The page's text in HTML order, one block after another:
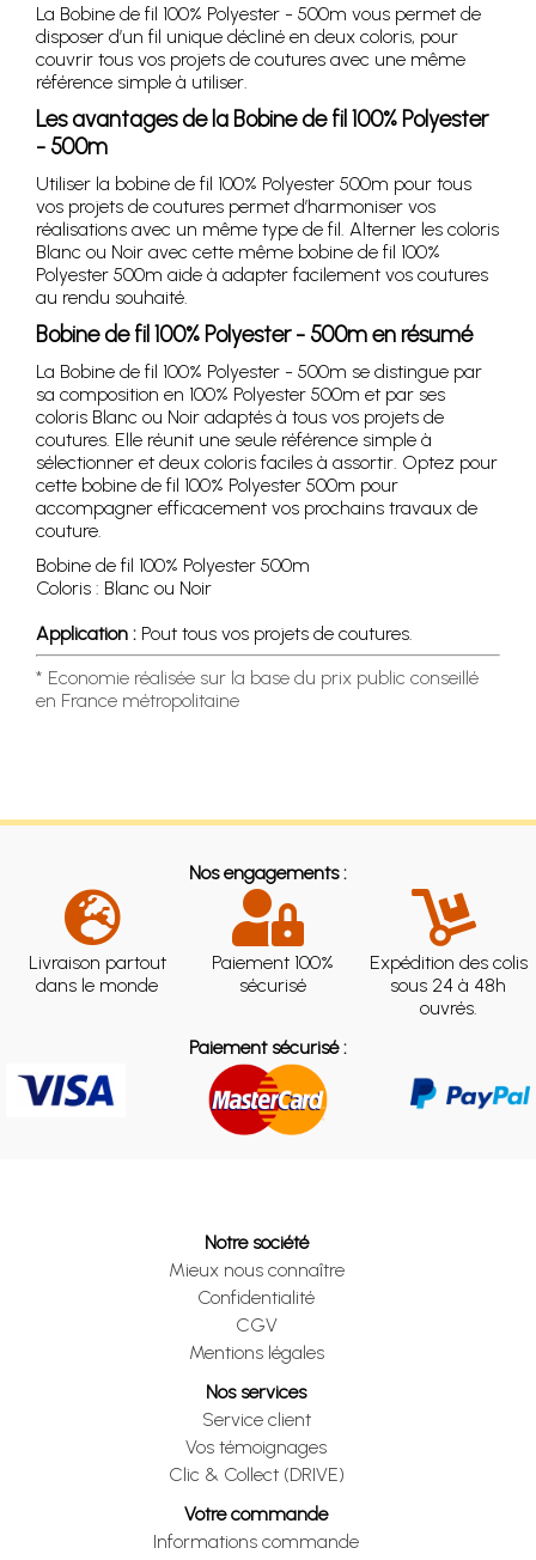
La Bobine de fil 100% Polyester - 500m vous permet de
disposer d’un fil unique décliné en deux coloris, pour
couvrir tous vos projets de coutures avec une même
référence simple à utiliser.
Les avantages de la Bobine de fil 100% Polyester
- 500m
Utiliser la bobine de fil 100% Polyester 500m pour tous
vos projets de coutures permet d’harmoniser vos
réalisations avec un même type de fil. Alterner les coloris
Blanc ou Noir avec cette même bobine de fil 100%
Polyester 500m aide à adapter facilement vos coutures
au rendu souhaité.
Bobine de fil 100% Polyester - 500m en résumé
La Bobine de fil 100% Polyester - 500m se distingue par
sa composition en 100% Polyester 500m et par ses
coloris Blanc ou Noir adaptés à tous vos projets de
coutures. Elle réunit une seule référence simple à
sélectionner et deux coloris faciles à assortir. Optez pour
cette bobine de fil 100% Polyester 500m pour
accompagner efficacement vos prochains travaux de
couture.
Bobine de fil 100% Polyester 500m
Coloris : Blanc ou Noir
Application : Pout tous vos projets de coutures.
* Economie réalisée sur la base du prix public conseillé
en France métropolitaine
Nos engagements :
Livraison partout
dans le monde
Paiement 100%
sécurisé
Expédition des colis
sous 24 à 48h
ouvrés.
Paiement sécurisé :
Notre société
Mieux nous connaître
Confidentialité
CGV
Mentions légales
Nos services
Service client
Vos témoignages
Clic & Collect (DRIVE)
Votre commande
Informations commande